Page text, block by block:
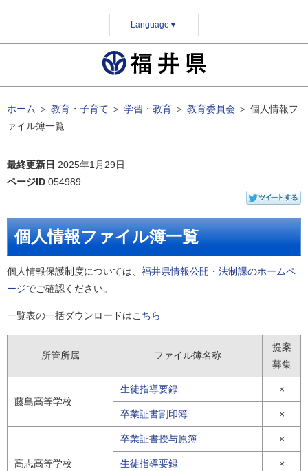
Language ▼
ホーム ＞ 教育・子育て ＞ 学習・教育 ＞ 教育委員会 ＞ 個人情報フ
ァイル簿一覧
最終更新日 2025年1月29日
ページID 054989
個人情報ファイル簿一覧
個人情報保護制度については、 福井県情報公開・法制課のホームペ
ージでご確認ください。
一覧表の一括ダウンロードはこちら
所管所属 ファイル簿名称
提案
募集
藤島高等学校
生徒指導要録 ×
卒業証書割印簿 ×
高志高等学校
卒業証書授与原簿 ×
生徒指導要録 ×